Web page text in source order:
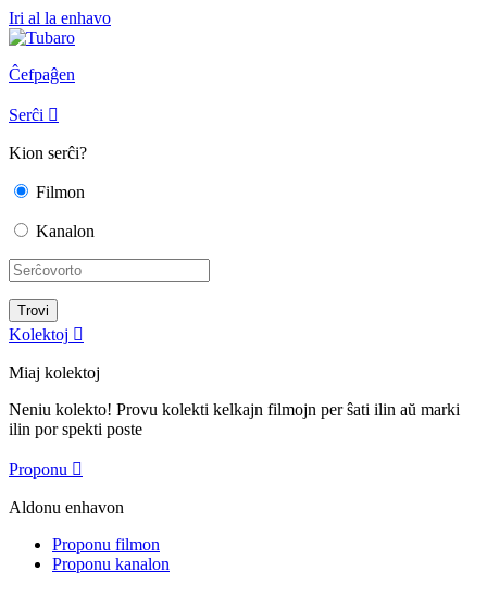
Iri al la enhavo
Ĉefpaĝen
Serĉi 
Kion serĉi?
Filmon
Kanalon
Kolektoj 
Miaj kolektoj
Neniu kolekto! Provu kolekti kelkajn filmojn per ŝati ilin aŭ marki
ilin por spekti poste
Proponu 
Aldonu enhavon
Proponu filmon
Proponu kanalon